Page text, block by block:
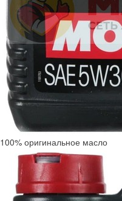
100% оригинальное масло